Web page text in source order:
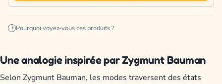
i Pourquoi voyez-vous ces produits ?
Une analogie inspirée par Zygmunt Bauman
Selon Zygmunt Bauman, les modes traversent des états